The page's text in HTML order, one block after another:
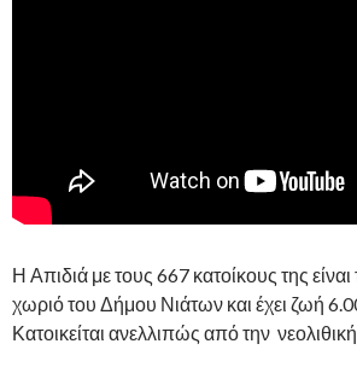
Η Απιδιά με τους 667 κατοίκους της είναι
χωριό του Δήμου Νιάτων και έχει ζωή
Κατοικείται ανελλιπώς από την